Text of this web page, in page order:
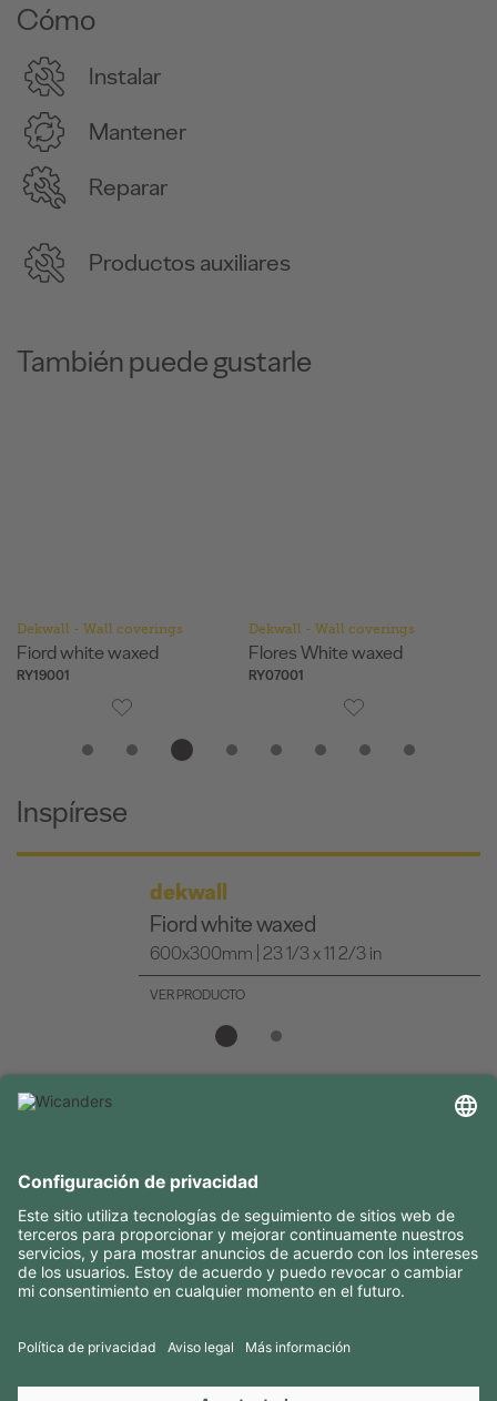
Cómo
Instalar
Mantener
Reparar
Productos auxiliares
También puede gustarle
Dekwall - Wall coverings
Fiord white waxed
RY19001
Dekwall - Wall coverings
Flores White waxed
RY07001
Inspírese
dekwall
Fiord white waxed
600x300mm | 23 1/3 x 11 2/3 in
VER PRODUCTO
CONTACTOS
SÍGANOS EN